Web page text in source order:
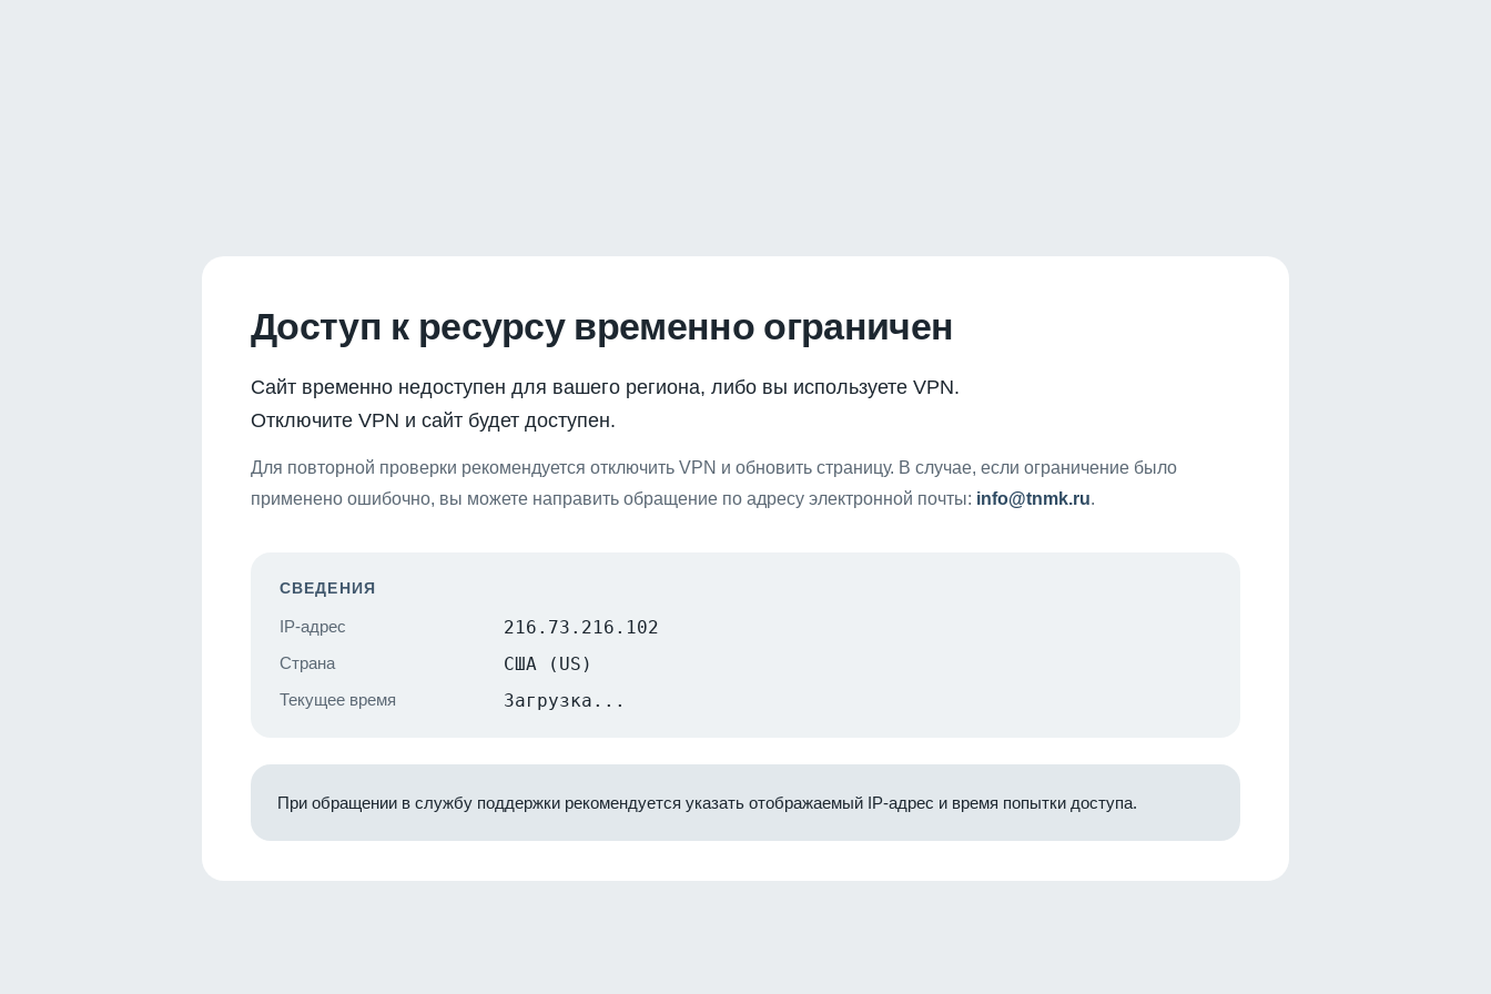
Доступ к ресурсу временно ограничен
Сайт временно недоступен для вашего региона, либо вы используете VPN.
Отключите VPN и сайт будет доступен.
Для повторной проверки рекомендуется отключить VPN и обновить страницу. В случае, если ограничение было
применено ошибочно, вы можете направить обращение по адресу электронной почты: info@tnmk.ru.
СВЕДЕНИЯ
IP-адрес 216.73.216.102
Страна США (US)
Текущее время Загрузка...
При обращении в службу поддержки рекомендуется указать отображаемый IP-адрес и время попытки доступа.